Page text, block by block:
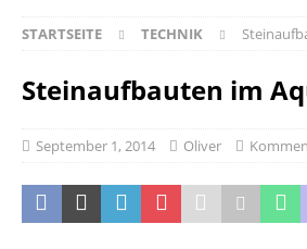
STARTSEITE TECHNIK
Steinaufbauten im
September 1, 2014 Oliver